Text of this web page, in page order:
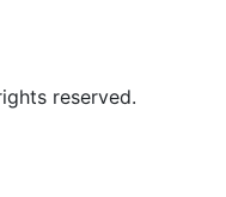
reserved.